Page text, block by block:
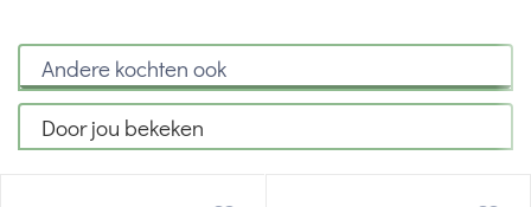
Andere kochten ook
Door jou bekeken